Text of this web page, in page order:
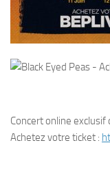
Concert online exclusif
Achetez votre ticket :